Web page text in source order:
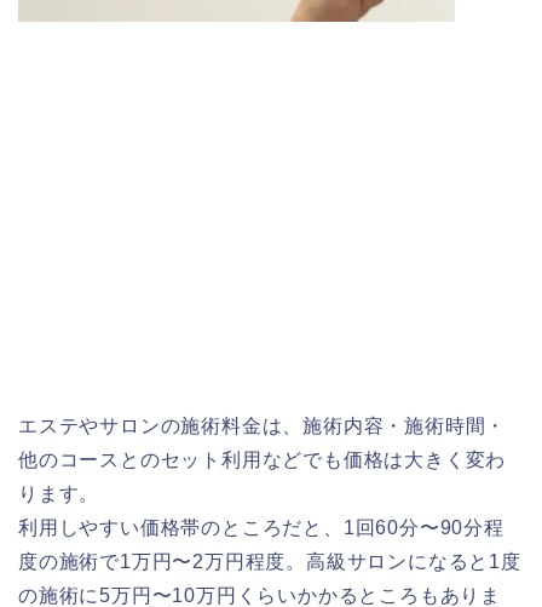
エステやサロンの施術料金は、施術内容・施術時間・
他のコースとのセット利用などでも価格は大きく変わ
ります。
利用しやすい価格帯のところだと、1回60分〜90分程
度の施術で1万円〜2万円程度。高級サロンになると1度
の施術に5万円〜10万円くらいかかるところもありま